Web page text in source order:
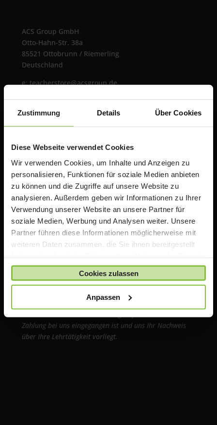
Zustimmung Details Über Cookies
Diese Webseite verwendet Cookies
Wir verwenden Cookies, um Inhalte und Anzeigen zu
personalisieren, Funktionen für soziale Medien anbieten
zu können und die Zugriffe auf unsere Website zu
analysieren. Außerdem geben wir Informationen zu Ihrer
Verwendung unserer Website an unsere Partner für
soziale Medien, Werbung und Analysen weiter. Unsere
Partner führen diese Informationen möglicherweise mit
weiteren Daten zusammen, die Sie ihnen bereitgestellt
gesammelt haben.
Cookies zulassen
Anpassen
ACS Group GmbH
Otto-Hahn-Str. 38a
85521 Ottobrunn / Riemerling
Deutschland
e:teacherstore@acsgroup.de
Die ACS Group betreibt mit TeacherStore.de ein
Online Portal für Lehrer & Schulen mit exklusiven
Rabatten auf Apple Produkte. Wir bieten zusätzlich
Informationen, Schulungen und Workshops rund um
das Thema iPad in der Schule an.
Wichtiger Hinweis
bereits spezielle Rabatte für Lehrer und Schulen.
Für den Einkauf im TeacherStore.de benötigen Sie einen
anerkannten Bildungseinrichtung.
Zahlung bei uns eingegangen ist und uns Ihr Nachweis
über Ihre Lehrtätigkeit vorliegt.